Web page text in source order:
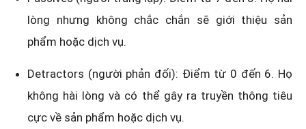
lòng nhưng không chắc chắn sẽ giới thiệu sản
phẩm hoặc dịch vụ.
Detractors (người phản đối): Điểm từ 0 đến 6. Họ
không hài lòng và có thể gây ra truyền thông tiêu
cực về sản phẩm hoặc dịch vụ.